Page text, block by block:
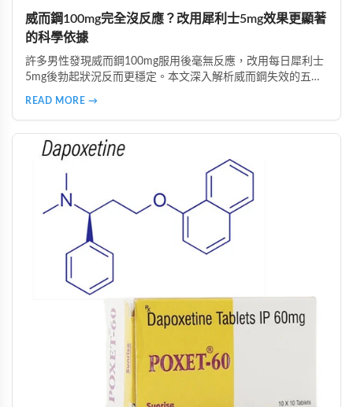
威而鋼100mg完全沒反應？改用犀利士5mg效果更顯著
的科學依據
許多男性發現威而鋼100mg服用後毫無反應，改用每日犀利士
5mg後勃起狀況反而更穩定。本文深入解析威而鋼失效的五大
READ MORE →